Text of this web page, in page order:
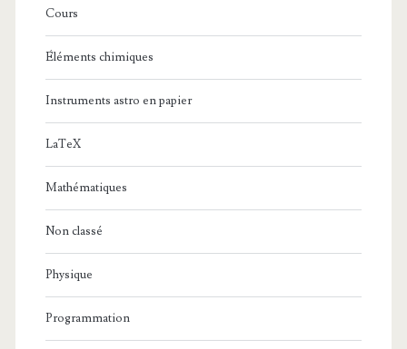
Cours
Éléments chimiques
Instruments astro en papier
LaTeX
Mathématiques
Non classé
Physique
Programmation